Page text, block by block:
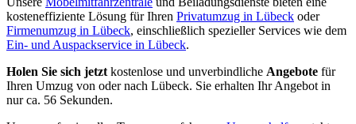
kosteneffiziente Lösung für Ihren Privatumzug in Lübeck oder
Firmenumzug in Lübeck, einschließlich spezieller Services wie dem
Ein- und Auspackservice in Lübeck.
Holen Sie sich jetzt kostenlose und unverbindliche Angebote für
Ihren Umzug von oder nach Lübeck. Sie erhalten Ihr Angebot in
nur ca. 56 Sekunden.